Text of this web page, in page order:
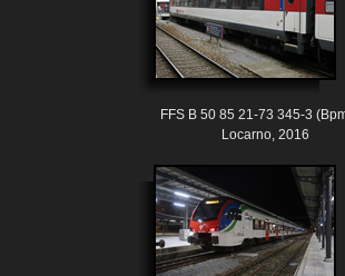
FFS B 50 85 21-73 345-3
Locarno, 2016